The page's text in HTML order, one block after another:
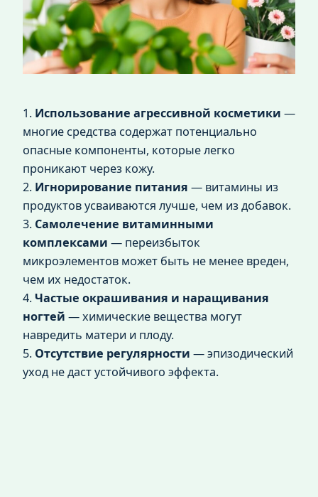
1. Использование агрессивной косметики —
многие средства содержат потенциально
опасные компоненты, которые легко
проникают через кожу.
2. Игнорирование питания — витамины из
продуктов усваиваются лучше, чем из добавок.
3. Самолечение витаминными
комплексами — переизбыток
микроэлементов может быть не менее вреден,
чем их недостаток.
4. Частые окрашивания и наращивания
ногтей — химические вещества могут
навредить матери и плоду.
5. Отсутствие регулярности — эпизодический
уход не даст устойчивого эффекта.